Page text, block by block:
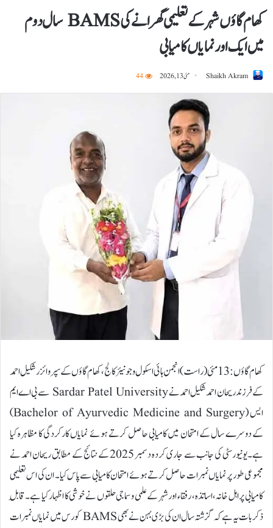
کھام گاؤں شہر کے تعلیمی گھرانے کی BAMS سال دوم
میں ایک اور نمایاں کامیابی
Shaikh Akram مئی 13, 2026 44
کھام گاؤں :13 مئی ( راست)انجمن ہائی اسکول و جونیئر کالج، کھام گاؤں کے سپر وائزر شکیل احمد
کے فرزند ریحان احمد شکیل احمد نے Sardar Patel University سے بی اے ایم
ایس (Bachelor of Ayurvedic Medicine and Surgery)
کے دوسرے سال کے امتحان میں کامیابی حاصل کرتے ہوئے نمایاں کارکردگی کا مظاہرہ کیا
ہے۔یونیورسٹی کی جانب سے جاری کردہ دسمبر 2025 کے نتائج کے مطابق ریحان احمد نے
مجموعی طور پرنمایاں نمبرات حاصل کرتے ہوئے امتحان کامیابی سے پاس کیا۔ ان کی اس تعلیمی
کامیابی پر اہل خانہ، اساتذہ، رفقاء اور شہر کے علمی و سماجی حلقوں نے خوشی کا اظہار کیا ہے۔قابلِ
ذکر بات یہ ہے کہ گزشتہ سال ان کی بڑی بہن نے بھی BAMS کورس میں نمایاں نمبرات